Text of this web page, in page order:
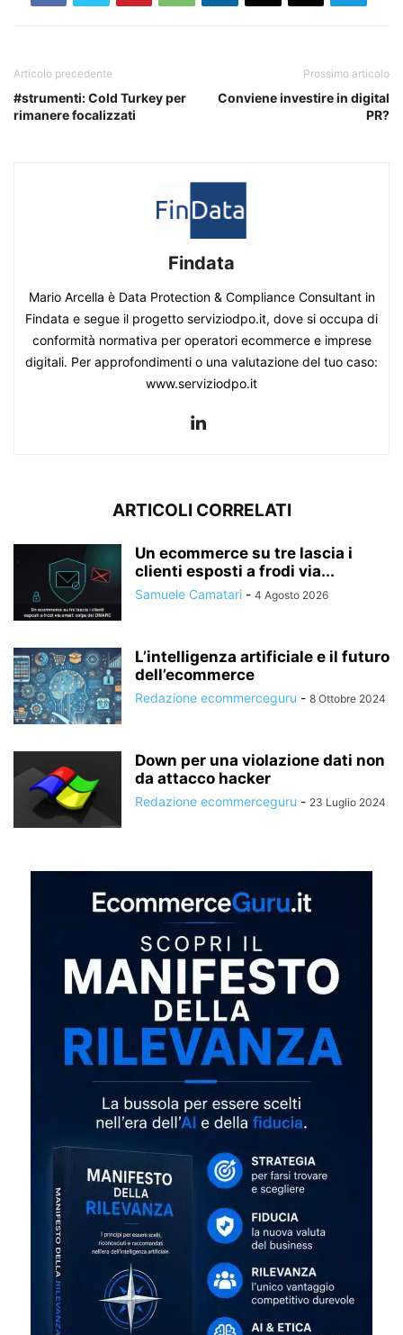
Articolo precedente
#strumenti: Cold Turkey per
rimanere focalizzati
Prossimo articolo
Conviene investire in digital
PR?
Findata
Mario Arcella è Data Protection & Compliance Consultant in
Findata e segue il progetto serviziodpo.it, dove si occupa di
conformità normativa per operatori ecommerce e imprese
digitali. Per approfondimenti o una valutazione del tuo caso:
www.serviziodpo.it
ARTICOLI CORRELATI
Un ecommerce su tre lascia i
clienti esposti a frodi via...
Samuele Camatari - 4 Agosto 2026
L’intelligenza artificiale e il futuro
dell’ecommerce
Redazione ecommerceguru - 8 Ottobre 2024
Down per una violazione dati non
da attacco hacker
Redazione ecommerceguru - 23 Luglio 2024